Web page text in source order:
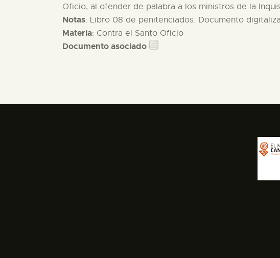
Oficio, al ofender de palabra a los ministros de la
Notas: Libro 08 de penitenciados. Documento
Materia: Contra el Santo Oficio
Documento asociado